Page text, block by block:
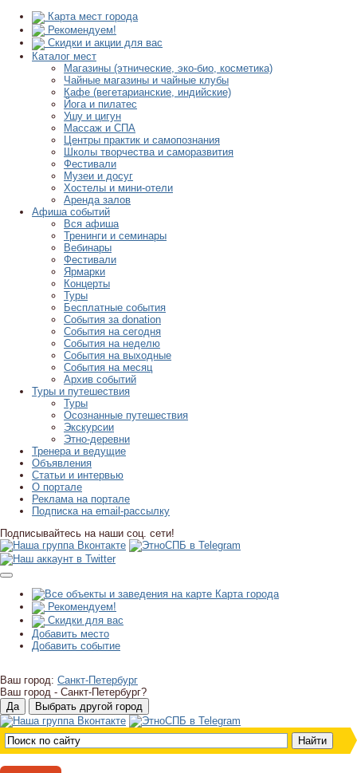
Карта мест города
Рекомендуем!
Скидки и акции для вас
Каталог мест
Магазины (этнические, эко-био, косметика)
Чайные магазины и чайные клубы
Кафе (вегетарианские, индийские)
Йога и пилатес
Ушу и цигун
Массаж и СПА
Центры практик и самопознания
Школы творчества и саморазвития
Фестивали
Музеи и досуг
Хостелы и мини-отели
Аренда залов
Афиша событий
Вся афиша
Тренинги и семинары
Вебинары
Фестивали
Ярмарки
Концерты
Туры
Бесплатные события
События за donation
События на сегодня
События на неделю
События на выходные
События на месяц
Архив событий
Туры и путешествия
Туры
Осознанные путешествия
Экскурсии
Этно-деревни
Тренера и ведущие
Объявления
Статьи и интервью
О портале
Реклама на портале
Подписка на email-рассылку
Подписывайтесь на наши соц. сети!
Карта города
Рекомендуем!
Скидки для вас
Добавить место
Добавить событие
Ваш город: Санкт-Петербург
Ваш город - Санкт-Петербург?